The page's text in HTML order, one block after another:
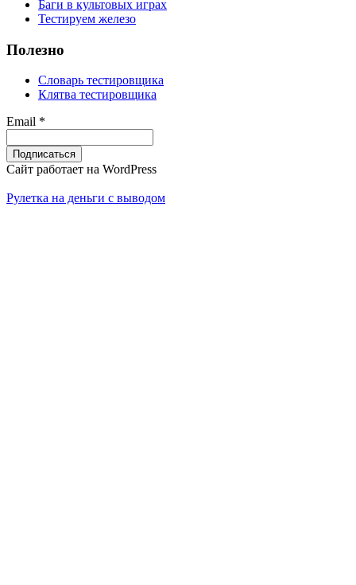
Баги в культовых играх
Тестируем железо
Полезно
Словарь тестировщика
Клятва тестировщика
Email *
Сайт работает на WordPress
Рулетка на деньги с выводом